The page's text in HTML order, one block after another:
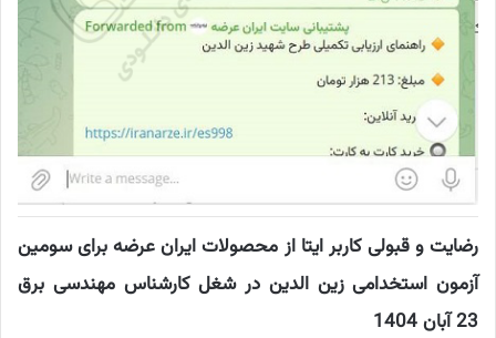
رضایت و قبولی کاربر ایتا از محصولات ایران عرضه برای سومین
آزمون استخدامی زین الدین در شغل کارشناس مهندسی برق
23 آبان 1404